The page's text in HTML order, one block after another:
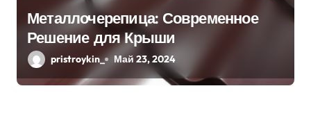
Металлочерепица: Современное
Решение для Крыши
pristroykin_ Май 23, 2024